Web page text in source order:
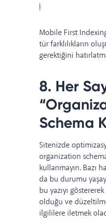
Mobile First
tür farklılıkların
gerektiğini
8. Her
Schema
Sitenizde
organization
kullanmayın. Bazı
da bu durumu
bu yazıyı
olduğu ve
ilgililere iletmek